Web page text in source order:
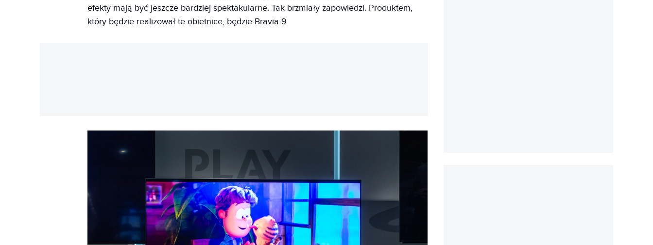
efekty mają być jeszcze bardziej spektakularne. Tak brzmiały zapowiedzi. Produktem,
który będzie realizował te obietnice, będzie Bravia 9.